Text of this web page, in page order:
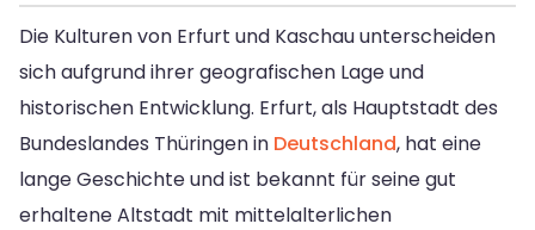
Die Kulturen von Erfurt und Kaschau unterscheiden
sich aufgrund ihrer geografischen Lage und
historischen Entwicklung. Erfurt, als Hauptstadt des
Bundeslandes Thüringen in Deutschland, hat eine
lange Geschichte und ist bekannt für seine gut
erhaltene Altstadt mit mittelalterlichen